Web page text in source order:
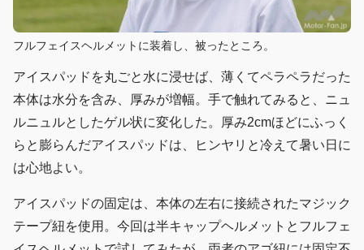
フルフェイスヘルメットに装着し、被ったところ。
アイスパッドを丸ごと水に浸せば、薄くてペラペラだった
本体は水分を含み、厚みが増幅。手で触れてみると、ニュ
ルニュルとしたゲル状に変化した。厚み2cmほどにふっく
らと膨らんだアイスパッドは、ヒンヤリと冷えて暑い日に
は心地よい。
アイスパッドの固定は、本体の左右に接続されたマジック
テープ紐を使用。今回は半キャップヘルメットとフルフェ